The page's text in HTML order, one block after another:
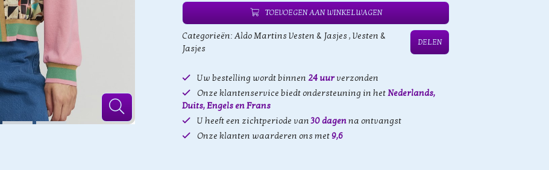
TOEVOEGEN AAN WINKELWAGEN
Categorieën: Aldo Martins Vesten & Jasjes, Vesten &
Jasjes
DELEN
Uw bestelling wordt binnen 24 uurverzonden
Onze klantenservice biedt ondersteuning in hetNederlands,
Duits, Engels en Frans
U heeft een zichtperiode van30 dagenna ontvangst
Onze klanten waarderen ons met 9,6